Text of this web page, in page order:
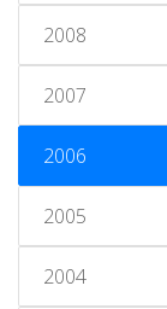
2008
2007
2006
2005
2004